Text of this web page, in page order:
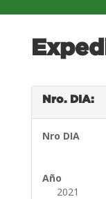
Nro. DIA:
Nro DIA
Año
2021